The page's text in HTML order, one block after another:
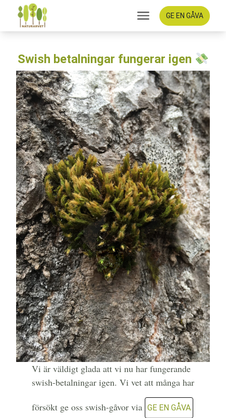
GE EN GÅVA
Swish betalningar fungerar igen
Vi är väldigt glada att vi nu har fungerande
swish-betalningar igen. Vi vet att många har
försökt ge oss swish-gåvor via GE EN GÅVA